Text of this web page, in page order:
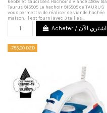
kébbé et saucisses Hachoir à viande 450w
Taurus 915505 Le hachoir 915505 de TAURUS
vous permettra de réaliser de viande hachée
maison. Il est fourni avec 3 tailles...
Acheter / اشتري الآن
-755,00 DZD